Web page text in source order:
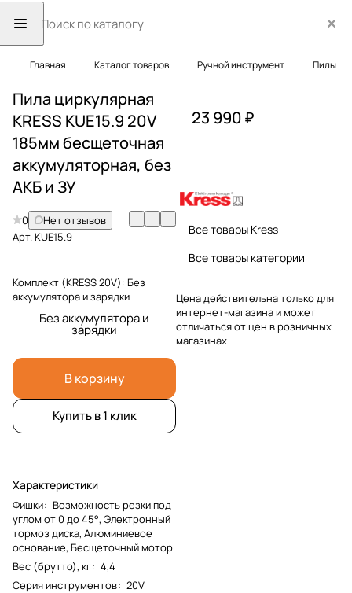
Главная Каталог товаров Ручной инструмент Пилы
Пила циркулярная
KRESS KUE15.9 20V
185мм бесщеточная
аккумуляторная, без
АКБ и ЗУ
0
Нет отзывов
Арт.KUE15.9
Комплект (KRESS 20V): Без
аккумулятора и зарядки
Без аккумулятора и
зарядки
В корзину
Купить в 1 клик
Характеристики
Фишки: Возможность резки под
углом от 0 до 45°, Электронный
тормоз диска, Алюминиевое
основание, Бесщеточный мотор
Вес (брутто), кг: 4,4
Серия инструментов: 20V
23 990 ₽
Все товары Kress
Все товары категории
Цена действительна только для
интернет-магазина и может
отличаться от цен в розничных
магазинах